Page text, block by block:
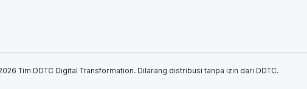
Tim DDTC Digital Transformation. Dilarang distribusi tanpa izin dari DDTC.